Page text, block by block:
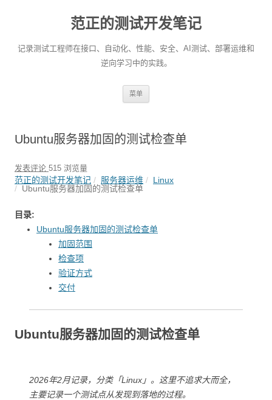
范正的测试开发笔记
记录测试工程师在接口、自动化、性能、安全、AI测试、部署运维和
逆向学习中的实践。
菜单
Ubuntu服务器加固的测试检查单
发表评论 515 浏览量
范正的测试开发笔记 服务器运维
Linux
Ubuntu服务器加固的测试检查单
目录:
Ubuntu服务器加固的测试检查单
加固范围
检查项
验证方式
交付
Ubuntu服务器加固的测试检查单
2026年2月记录，分类「Linux」。这里不追求大而全，
主要记录一个测试点从发现到落地的过程。